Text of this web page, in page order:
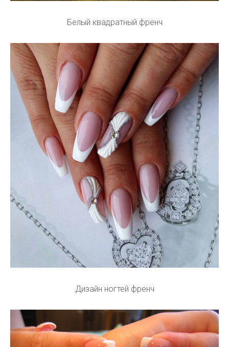
Белый квадратный френч
Дизайн ногтей френч